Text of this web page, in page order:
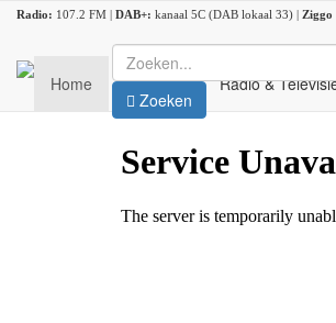
Radio: 107.2 FM | DAB+: kanaal 5C (DAB lokaal 33) | Ziggo
Home Nieuws Radio &
Zoeken